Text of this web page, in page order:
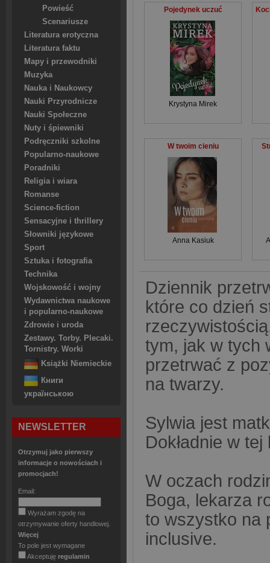
Powieść
Scenariusze
Literatura erotyczna
Literatura faktu
Mapy i przewodniki
Muzyka
Nauka i Naukowcy
Nauki Przyrodnicze
Nauki Społeczne
Nuty i śpiewniki
Podręczniki szkolne
Popularno-naukowe
Poradniki
Religia i wiara
Romanse
Science-fiction
Sensacyjne i thrillery
Słowniki językowe
Sport
Sztuka i fotografia
Technika
Wojskowość i wojny
Wydawnictwa naukowe
i popularno-naukowe
Zdrowie i uroda
Zestawy. Torby. Plecaki.
Tornistry. Worki
Książki Niemieckie
Книги
українською
NEWSLETTER
Otrzymuj jako pierwszy
informacje o nowościach i
promocjach!
Email:
Wyrażam zgodę na
otrzymywanie oferty handlowej.
Więcej
To pole jest wymagane
Akceptuję regulamin
Pojedynek uczuć
Krystyna Mirek
W twoim cieniu
Anna Kasiuk
Dziennik
które co dzień
tym, jak w tych
przetrwać z
na twarzy.
Sylwia jest
Dokładnie w
W oczach
Boga, lekarza
to wszystko na
inclusive.